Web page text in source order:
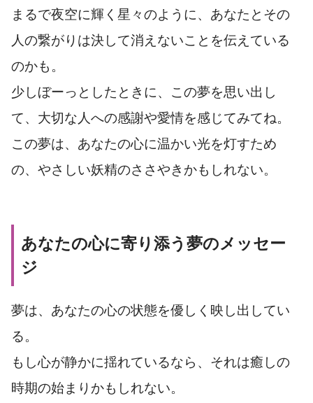
まるで夜空に輝く星々のように、あなたとその
人の繋がりは決して消えないことを伝えている
のかも。
少しぼーっとしたときに、この夢を思い出し
て、大切な人への感謝や愛情を感じてみてね。
この夢は、あなたの心に温かい光を灯すため
の、やさしい妖精のささやきかもしれない。
あなたの心に寄り添う夢のメッセー
ジ
夢は、あなたの心の状態を優しく映し出してい
る。
もし心が静かに揺れているなら、それは癒しの
時期の始まりかもしれない。